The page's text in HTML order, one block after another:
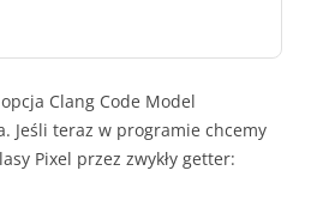
Clang Code Model
Jeśli teraz w programie chcemy
Pixel przez zwykły getter: